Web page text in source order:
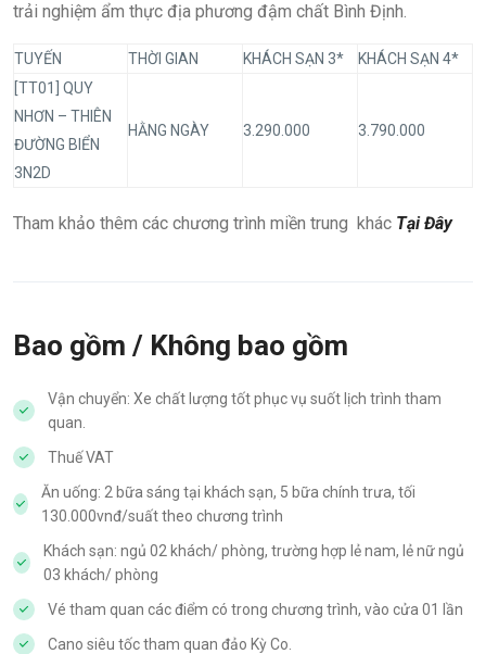
trải nghiệm ẩm thực địa phương đậm chất Bình Định.
TUYẾN THỜI GIAN KHÁCH SẠN 3*
KHÁCH SẠN 4*
[TT01] QUY
NHƠN – THIÊN
ĐƯỜNG BIỂN
3N2D
HẰNG NGÀY 3.290.000 3.790.000
Tham khảo thêm các chương trình miền trung khác Tại Đây
Bao gồm / Không bao gồm
Vận chuyển: Xe chất lượng tốt phục vụ suốt lịch trình tham
quan.
Thuế VAT
Ăn uống: 2 bữa sáng tại khách sạn, 5 bữa chính trưa, tối
130.000vnđ/suất theo chương trình
Khách sạn: ngủ 02 khách/ phòng, trường hợp lẻ nam, lẻ nữ ngủ
03 khách/ phòng
Vé tham quan các điểm có trong chương trình, vào cửa 01 lần
Cano siêu tốc tham quan đảo Kỳ Co.